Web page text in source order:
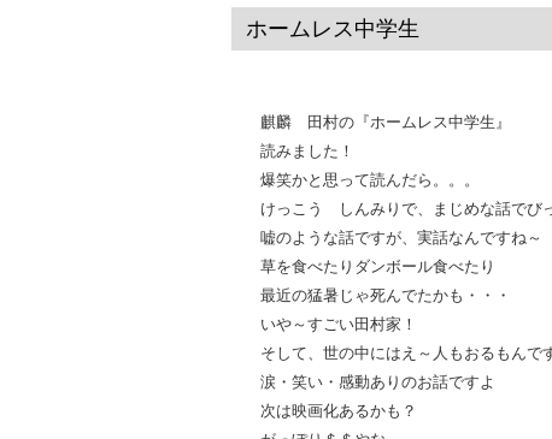
ホームレス中学生
麒麟 田村の『ホームレス中学生』
読みました！
爆笑かと思って読んだら。。。
けっこう しんみりで、まじめな話でび
嘘のような話ですが、実話なんですね～
草を食べたりダンボール食べたり
最近の猛暑じゃ死んでたかも・・・
いや～すごい田村家！
そして、世の中にはえ～人もおるもんで
涙・笑い・感動ありのお話ですよ
次は映画化あるかも？